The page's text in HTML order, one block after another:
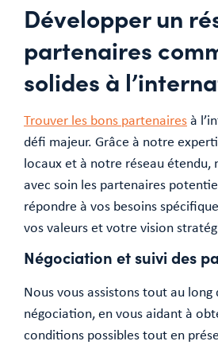
Développer un
partenaires
solides à
Trouver les bons partenairesà
défi majeur. Grâce à notre
locaux et à notre réseau étendu,
avec soin les partenaires
répondre à vos besoins
vos valeurs et votre vision
Négociation et suivi des
Nous vous assistons tout au long
négociation, en vous aidant à
conditions possibles tout en